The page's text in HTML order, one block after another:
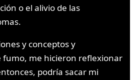
o el alivio de las
y conceptos y
me hicieron reflexionar
podría sacar mi